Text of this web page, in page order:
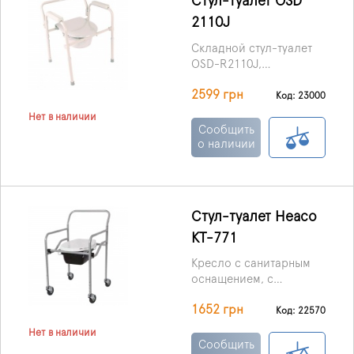
минералы. Происходит
удаление запахов,
уменьшение объема.
Нет в наличии
2110J
Cкладной стул-туалет
OSD-R2110J,
предназначен для
полностью или
частично утратили
возможность
передвигаться.
2599 грн Код: 23000
Сообщить
о наличии
Нет в наличии
Стул-туалет Heaco
KT-771
Кресло с санитарным
оснащением, с
регулируемое, Heaco
очередь,
1652 грн Код: 22570
Сообщить